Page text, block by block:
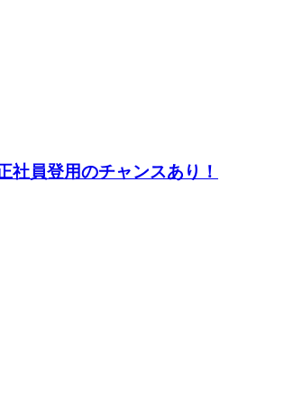
社員登用のチャンスあり！